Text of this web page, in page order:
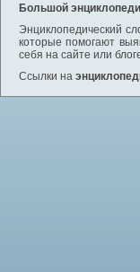
Большой
Энциклопедический
которые помогают
себя на сайте или
Ссылки на